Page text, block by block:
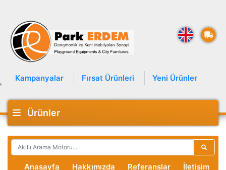
Kampanyalar Fırsat Ürünleri Yeni Ürünler
'
Ürünler
Anasayfa Hakkımızda Referanslar İletişim